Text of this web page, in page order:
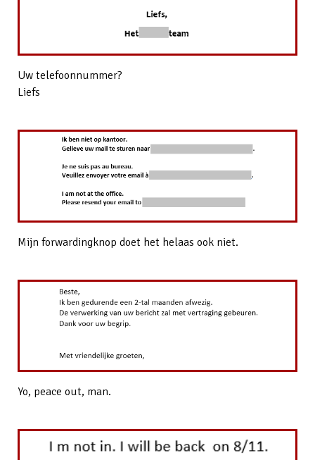
Uw telefoonnummer?
Liefs
Mijn forwardingknop doet het helaas ook niet.
Yo, peace out, man.